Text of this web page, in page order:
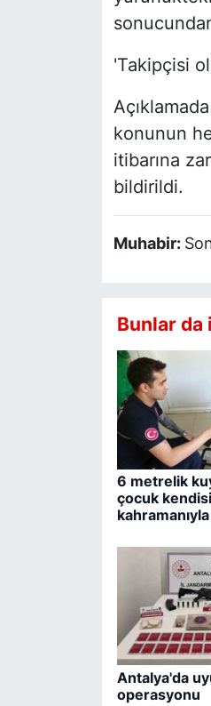
'Takipçisi
konunun
itibarına
bildirildi.
Muhabir:
Bunlar
6 metrelik
çocuk
Antalya'da
operasyonu